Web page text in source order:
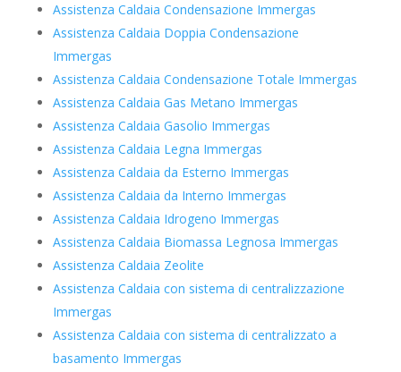
Assistenza Caldaia Condensazione Immergas
Assistenza Caldaia Doppia Condensazione
Immergas
Assistenza Caldaia Condensazione Totale Immergas
Assistenza Caldaia Gas Metano Immergas
Assistenza Caldaia Gasolio Immergas
Assistenza Caldaia Legna Immergas
Assistenza Caldaia da Esterno Immergas
Assistenza Caldaia da Interno Immergas
Assistenza Caldaia Idrogeno Immergas
Assistenza Caldaia Biomassa Legnosa Immergas
Assistenza Caldaia Zeolite
Assistenza Caldaia con sistema di centralizzazione
Immergas
Assistenza Caldaia con sistema di centralizzato a
basamento Immergas